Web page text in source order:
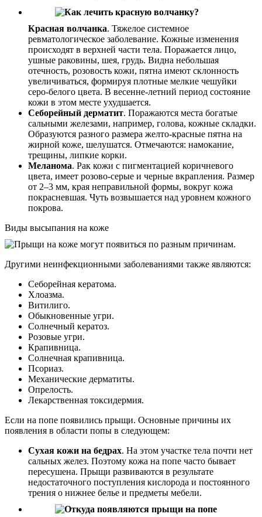
Красная волчанка. Тяжелое системное
ревматологическое заболевание. Кожные изменения
происходят в верхней части тела. Поражается лицо,
ушные раковины, шея, грудь. Видна небольшая
отечность, розовость кожи, пятна имеют склонность
увеличиваться, формируя плотные мелкие чешуйки
серо-белого цвета. В весенне-летний период состояние
кожи в этом месте ухудшается.
Себорейный дерматит. Поражаются места богатые
сальными железами, например, голова, кожные складки.
Образуются разного размера желто-красные пятна на
жирной коже, шелушатся. Отмечаются: намокание,
трещины, липкие корки.
Меланома. Рак кожи с пигментацией коричневого
цвета, имеет розово-серые и черные вкрапления. Размер
от 2–3 мм, края неправильной формы, вокруг кожа
покрасневшая. Чуть возвышается над уровнем кожного
покрова.
Виды высыпания на коже
Другими неинфекционными заболеваниями также являются:
Себорейная кератома.
Хлоазма.
Витилиго.
Обыкновенные угри.
Солнечный кератоз.
Розовые угри.
Крапивница.
Солнечная крапивница.
Псориаз.
Механические дерматиты.
Опрелость.
Лекарственная токсидермия.
Если на попе появились прыщи. Основные причины их
появления в области попы в следующем:
Сухая кожи на бедрах. На этом участке тела почти нет
сальных желез. Поэтому кожа на попе часто бывает
пересушена. Прыщи развиваются в результате
недостаточного поступления кислорода и постоянного
трения о нижнее белье и предметы мебели.